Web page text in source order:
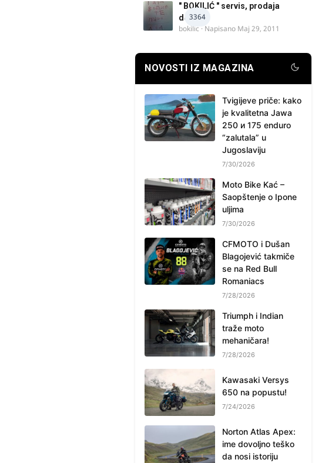
3364
" BOKILIĆ " servis, prodaja
delova
bokilic · Napisano Maj 29, 2011
NOVOSTI IZ MAGAZINA
Tvigijeve priče: kako
je kvalitetna Jawa
250 и 175 enduro
“zalutala” u
Jugoslaviju
7/30/2026
Moto Bike Kać –
Saopštenje o Ipone
uljima
7/30/2026
CFMOTO i Dušan
Blagojević takmiče
se na Red Bull
Romaniacs
7/28/2026
Triumph i Indian
traže moto
mehaničara!
7/28/2026
Kawasaki Versys
650 na popustu!
7/24/2026
Norton Atlas Apex:
ime dovoljno teško
da nosi istoriju